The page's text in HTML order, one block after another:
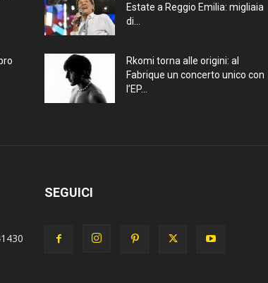
Estate a Reggio Emilia: migliaia
di...
Rkomi torna alle origini: al
Fabrique un concerto unico con
l’EP...
SEGUICI